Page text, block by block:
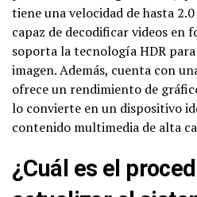
tiene una velocidad de hasta
capaz de decodificar videos en
soporta la tecnología HDR
imagen. Además, cuenta con
ofrece un rendimiento de
lo convierte en un dispositivo
contenido multimedia de alta
¿Cuál es el